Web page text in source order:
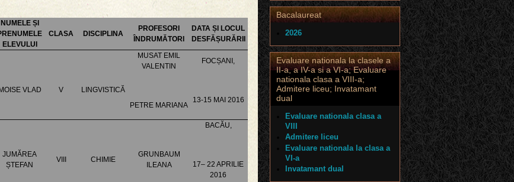
NUMELE ȘI
ELEVULUI
CLASA DISCIPLINA
PROFESORI
ÎNDRUMĂTORI
DATA ȘI LOCUL
DESFĂȘURĂRII
MOISE VLAD V LINGVISTICĂ
MUSAT EMIL
VALENTIN
PETRE MARIANA
FOCȘANI,
13-15 MAI 2016
JUMĂREA
ȘTEFAN
VIII CHIMIE
GRUNBAUM
ILEANA
BACĂU,
17– 22 APRILIE
2016
Bacalaureat
2026
Evaluare nationala la clasele a
II-a, a IV-a si a VI-a; Evaluare
nationala clasa a VIII-a;
Admitere liceu; Invatamant
dual
Evaluare nationala clasa a
VIII
Admitere liceu
Evaluare nationala la clasa a
VI-a
Invatamant dual